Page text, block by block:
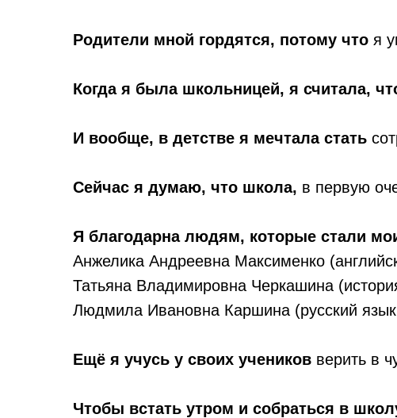
Родители мной гордятся, потому что я
Когда я была школьницей, я считала,
И вообще, в детстве я мечтала стать
Сейчас я думаю, что школа, в первую
Я благодарна людям, которые стали
Анжелика Андреевна Максименко
Татьяна Владимировна Черкашина
Людмила Ивановна Каршина (русский язык
Ещё я учусь у своих учеников верить в
Чтобы встать утром и собраться в